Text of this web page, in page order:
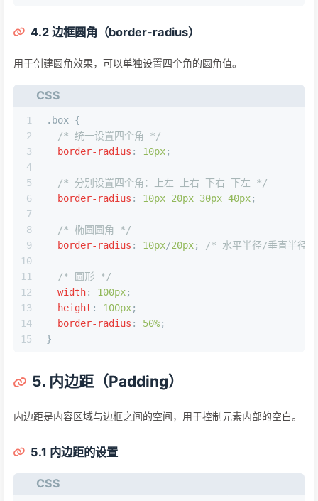
4.2 边框圆角（border-radius）
用于创建圆角效果，可以单独设置四个角的圆角值。
CSS
1
2
3
4
5
6
7
8
9
10
11
12
13
14
15
.box {
/* 统一设置四个角 */
border-radius : 10px;
/* 分别设置四个角：上左 上右 下右 下左 */
border-radius : 10px 20px 30px 40px;
/* 椭圆圆角 */
border-radius : 10px/20px; /* 水平半径/垂直半径
/* 圆形 */
width: 100px;
height : 100px;
border-radius : 50%;
}
5. 内边距（Padding）
内边距是内容区域与边框之间的空间，用于控制元素内部的空白。
5.1 内边距的设置
CSS